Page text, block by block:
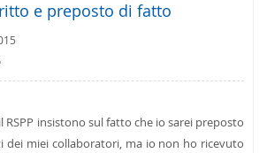
e preposto di fatto
RSPP insistono sul fatto che io sarei preposto
miei collaboratori, ma io non ho ricevuto